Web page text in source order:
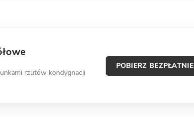
rzutów kondygnacji
POBIERZ BEZPŁATNIE